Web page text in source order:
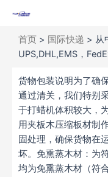
首页 > 国际快递 > 从
UPS,DHL,EMS，
货物包装说明为了确
通过清关，我们特别
于打蜡机体积较大，
用夹板木压缩板材制
固处理，确保货物在
坏。免熏蒸木材：为
均为免熏蒸木材（符